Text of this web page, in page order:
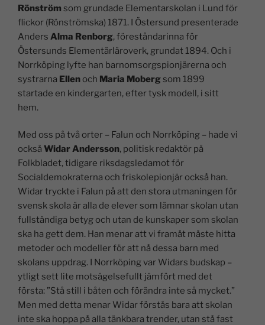
Rönström som grundade Elementarskolan i Lund för
flickor (Rönströmska) 1871. I Östersund presenterade
Anders Alma Renborg, föreståndarinna för
Östersunds Elementärläroverk, grundat 1894. Och i
Norrköping lyfte han barnomsorgspionjärerna och
systrarna Ellen och Maria Mobergsom 1899
startade en kindergarten, efter tysk modell, i sitt
hem.
Med oss på två orter – Falun och Norrköping – hade vi
också Widar Andersson, politisk redaktör på
Folkbladet, tidigare riksdagsledamot för
Socialdemokraterna och friskolepionjär också han.
Widar tryckte i Falun på att den stora utmaningen för
svensk skola är alla de elever som lämnar skolan utan
fullständiga betyg och utan de kunskaper som skolan
ska ha gett dem. Han menar att vi framåt måste hitta
metoder och modeller för att nå dessa barn med
skolans uppdrag. I Norrköping var Widars budskap –
ytligt sett lite motsägelsefullt jämfört med det
första: ”Stå still i båten och förändra inte så mycket.”
Men med detta menar Widar förstås bara att skolan
inte ska hoppa på alla tänkbara trender, utan stå fast